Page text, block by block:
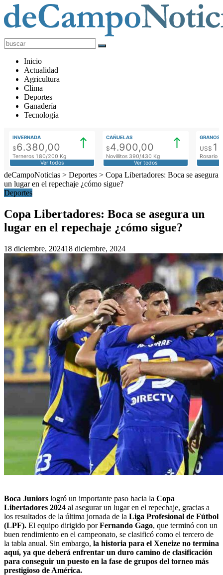
deCampoNoticias
Actualidad
Agropecuaria
Inicio
Actualidad
Agricultura
Clima
Deportes
Ganadería
Tecnología
INVERNADA
$6.380,00
Terneros 180/200 Kg
Ver todos
CAÑUELAS
$4.900,00
Novillitos 390/430 Kg
Ver todos
GRANOS
US$
Rosario
deCampoNoticias > Deportes > Copa Libertadores: Boca se asegura
un lugar en el repechaje ¿cómo sigue?
Deportes
Copa Libertadores: Boca se asegura un
lugar en el repechaje ¿cómo sigue?
18 diciembre, 202418 diciembre, 2024
Boca Juniors logró un importante paso hacia la Copa
Libertadores 2024 al asegurar un lugar en el repechaje, gracias a
los resultados de la última jornada de la Liga Profesional de Fútbol
(LPF). El equipo dirigido porFernando Gago, que terminó con un
buen rendimiento en el campeonato, se clasificó como el tercero de
la tabla anual. Sin embargo, la historia para el Xeneize no termina
aquí, ya que deberá enfrentar un duro camino de clasificación
para conseguir un puesto en la fase de grupos del torneo más
prestigioso de América.